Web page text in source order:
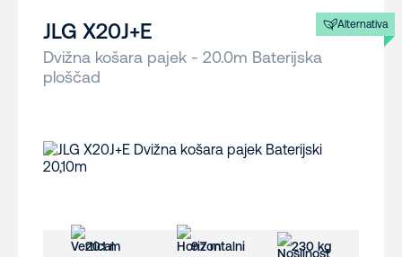
Alternativa
JLG X20J+E
Dvižna košara pajek - 20.0m Baterijska
ploščad
20.1 m 9.7 m 230 kg